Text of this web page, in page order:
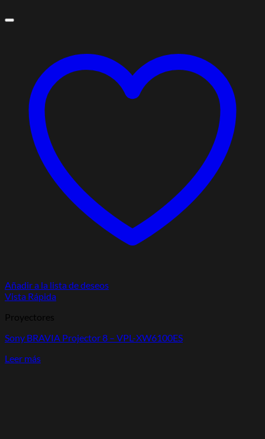
Añadir a la lista de deseos
Vista Rápida
Proyectores
Sony BRAVIA Projector 8 – VPL-XW6100ES
Leer más